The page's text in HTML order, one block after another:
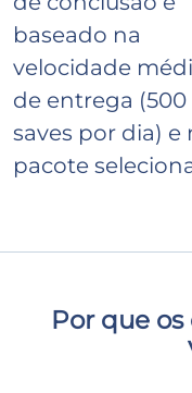
baseado na
velocidade
de entrega (500
saves por dia) e
pacote
Por que